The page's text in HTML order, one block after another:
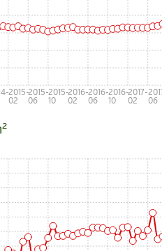
2015-
02
2015-
06
2015-
10
2016-
02
2016-
06
2016-
10
2017-
02
06